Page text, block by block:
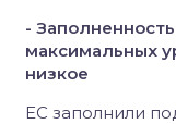
-
максимальных
низкое
ЕС заполнили